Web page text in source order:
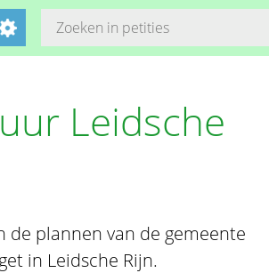
Leidsche
de plannen van de gemeente
in Leidsche Rijn.